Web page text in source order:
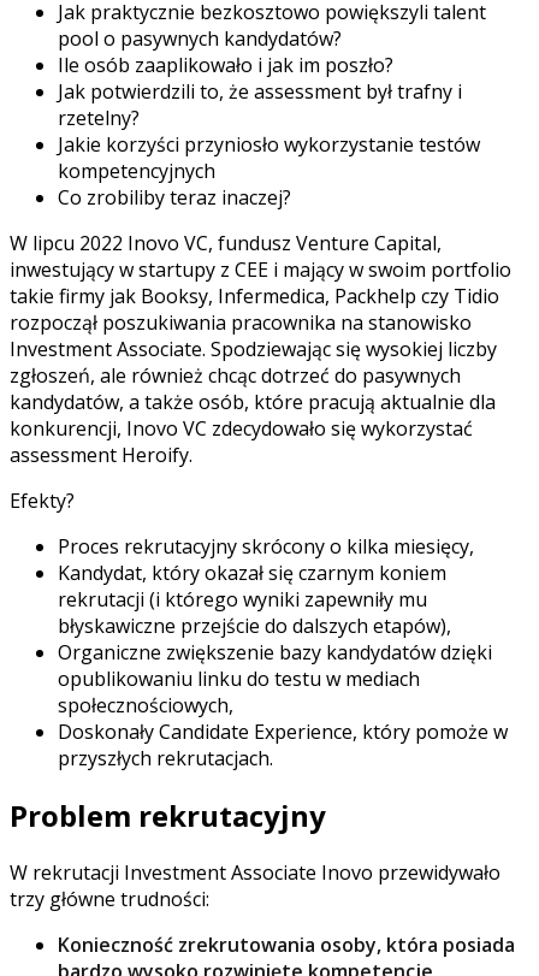
Jak praktycznie bezkosztowo powiększyli talent
pool o pasywnych kandydatów?
Ile osób zaaplikowało i jak im poszło?
Jak potwierdzili to, że assessment był trafny i
rzetelny?
Jakie korzyści przyniosło wykorzystanie testów
kompetencyjnych
Co zrobiliby teraz inaczej?
W lipcu 2022 Inovo VC, fundusz Venture Capital,
inwestujący w startupy z CEE i mający w swoim portfolio
takie firmy jak Booksy, Infermedica, Packhelp czy Tidio
rozpoczął poszukiwania pracownika na stanowisko
Investment Associate. Spodziewając się wysokiej liczby
zgłoszeń, ale również chcąc dotrzeć do pasywnych
kandydatów, a także osób, które pracują aktualnie dla
konkurencji, Inovo VC zdecydowało się wykorzystać
assessment Heroify.
Efekty?
Proces rekrutacyjny skrócony o kilka miesięcy,
Kandydat, który okazał się czarnym koniem
rekrutacji (i którego wyniki zapewniły mu
błyskawiczne przejście do dalszych etapów),
Organiczne zwiększenie bazy kandydatów dzięki
opublikowaniu linku do testu w mediach
społecznościowych,
Doskonały Candidate Experience, który pomoże w
przyszłych rekrutacjach.
Problem rekrutacyjny
W rekrutacji Investment Associate Inovo przewidywało
trzy główne trudności:
Konieczność zrekrutowania osoby, która posiada